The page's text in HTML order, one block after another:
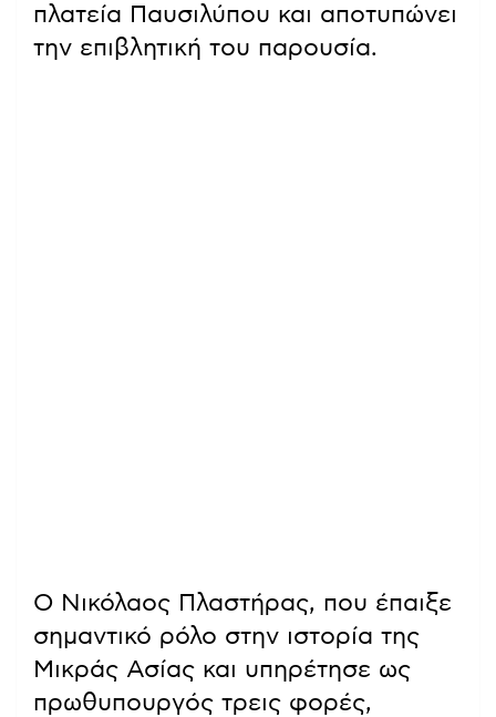
πλατεία Παυσιλύπου και αποτυπώνει
την επιβλητική του παρουσία.
Ο Νικόλαος Πλαστήρας, που έπαιξε
σημαντικό ρόλο στην ιστορία της
Μικράς Ασίας και υπηρέτησε ως
πρωθυπουργός τρεις φορές,